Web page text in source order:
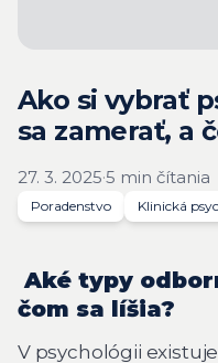
Ako si vybrať
sa zamerať, a
27. 3. 2025·5 min čítania
Poradenstvo Klinická
Aké typy
čom sa líšia?
V psychológii